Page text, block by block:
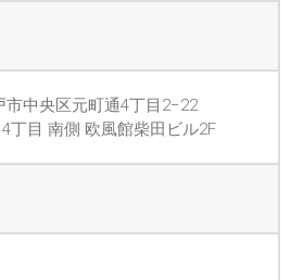
市中央区元町通4丁目2−22
丁目 南側 欧風館柴田ビル2F